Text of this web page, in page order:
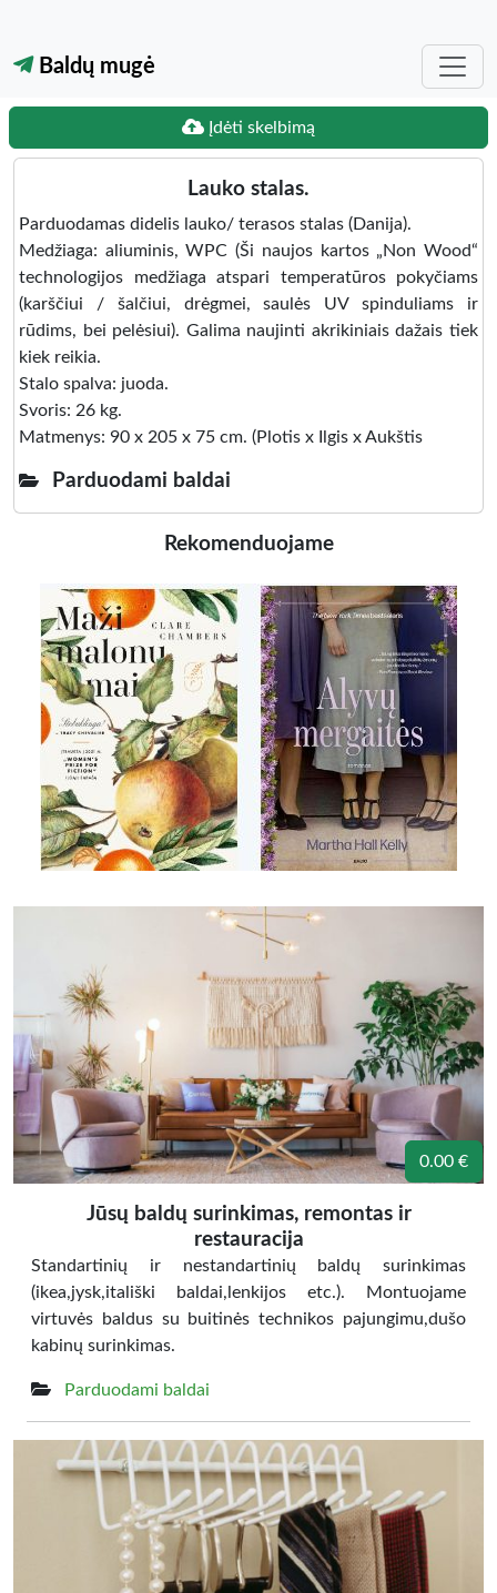
Baldų mugė
Įdėti skelbimą
Lauko stalas.
Parduodamas didelis lauko/ terasos stalas (Danija).
Medžiaga: aliuminis, WPC (Ši naujos kartos „Non Wood“
technologijos medžiaga atspari temperatūros pokyčiams
(karščiui / šalčiui, drėgmei, saulės UV spinduliams ir
rūdims, bei pelėsiui). Galima naujinti akrikiniais dažais tiek
kiek reikia.
Stalo spalva: juoda.
Svoris: 26 kg.
Matmenys: 90 x 205 x 75 cm. (Plotis x Ilgis x Aukštis
Parduodami baldai
Rekomenduojame
0.00 €
Jūsų baldų surinkimas, remontas ir
restauracija
Standartinių ir nestandartinių baldų surinkimas
(ikea,jysk,itališki baldai,lenkijos etc.). Montuojame
virtuvės baldus su buitinės technikos pajungimu,dušo
kabinų surinkimas.
Parduodami baldai